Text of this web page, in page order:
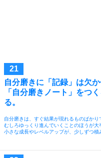
自分磨きに「記録」は欠か
「自分磨きノート」をつ
る。
自分磨きは、すぐ結果が現れるものばかり
むしろゆっくり進んでいくことのほうが大
小さな成長やレベルアップが、少しずつ積